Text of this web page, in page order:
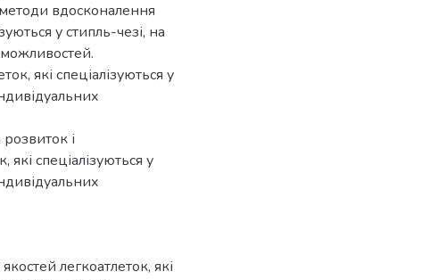
вдосконалення
у стипль-чезі, на
можливостей.
які спеціалізуються у
і
спеціалізуються у
легкоатлеток, які